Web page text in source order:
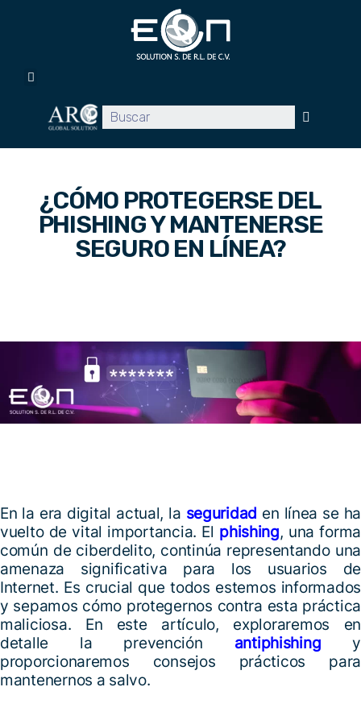
¿CÓMO PROTEGERSE DEL
PHISHING Y MANTENERSE
SEGURO EN LÍNEA?
En la era digital actual, la seguridad en línea se ha
vuelto de vital importancia. El phishing, una forma
común de ciberdelito, continúa representando una
amenaza significativa para los usuarios de
Internet. Es crucial que todos estemos informados
y sepamos cómo protegernos contra esta práctica
maliciosa. En este artículo, exploraremos en
detalle la prevención antiphishing y
proporcionaremos consejos prácticos para
mantenernos a salvo.